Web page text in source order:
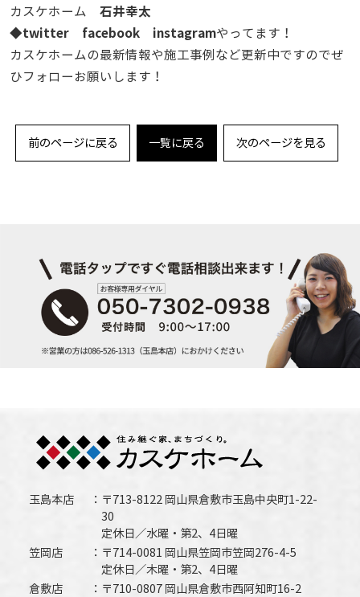
カスケホーム 石井幸太
◆twitter facebook instagramやってます！
カスケホームの最新情報や施工事例など更新中ですのでぜ
ひフォローお願いします！
前のページに戻る 一覧に戻る 次のページを見る
玉島本店
〒713-8122 岡山県倉敷市玉島中央町1-22-
30
定休日／水曜・第2、4日曜
笠岡店
〒714-0081 岡山県笠岡市笠岡276-4-5
定休日／木曜・第2、4日曜
倉敷店
〒710-0807 岡山県倉敷市西阿知町16-2